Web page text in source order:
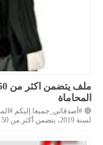
المحاماة
🔴 #أصدقائي_جميعا إليكم
لسنة 2019، يتضمن أكثر من 150 عنصرا مفيدا. وأحتسب هذا الملف صدقة ...